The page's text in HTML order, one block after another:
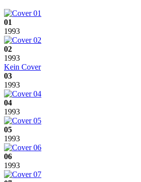
01
1993
02
1993
Kein Cover
03
1993
04
1993
05
1993
06
1993